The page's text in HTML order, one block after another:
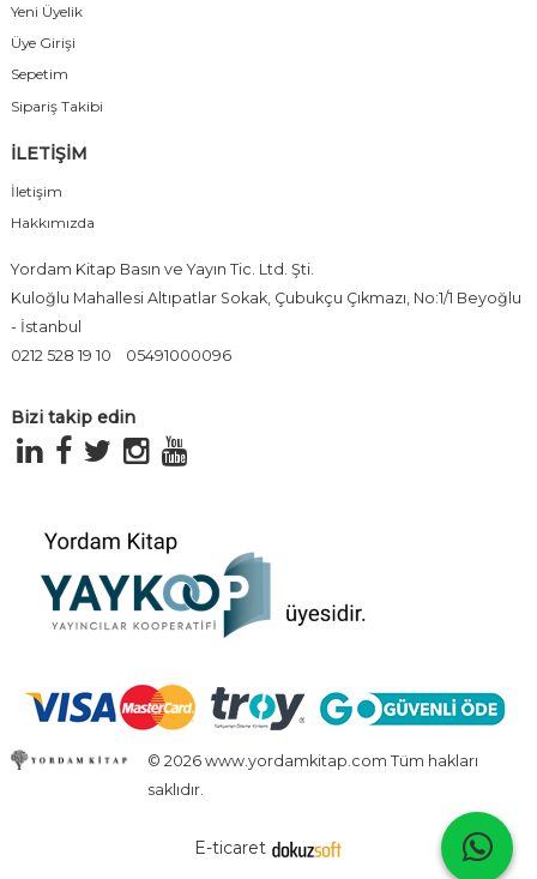
Yeni Üyelik
Üye Girişi
Sepetim
Sipariş Takibi
İLETİŞİM
İletişim
Hakkımızda
Yordam Kitap Basın ve Yayın Tic. Ltd. Şti.
Kuloğlu Mahallesi Altıpatlar Sokak, Çubukçu Çıkmazı, No:1/1 Beyoğlu
- İstanbul
0212 528 19 10
05491000096
Bizi takip edin
© 2026 www.yordamkitap.com Tüm hakları
saklıdır.
E-ticaret